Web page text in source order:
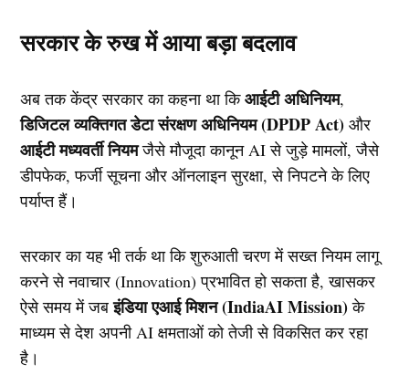
सरकार के रुख में आया बड़ा बदलाव
अब तक केंद्र सरकार का कहना था किआईटी अधिनियम,
डिजिटल व्यक्तिगत डेटा संरक्षण अधिनियम (DPDP Act) और
आईटी मध्यवर्ती नियमजैसे मौजूदा कानून AI से जुड़े मामलों, जैसे
डीपफेक, फर्जी सूचना और ऑनलाइन सुरक्षा, से निपटने के लिए
पर्याप्त हैं।
सरकार का यह भी तर्क था कि शुरुआती चरण में सख्त नियम लागू
करने से नवाचार (Innovation) प्रभावित हो सकता है, खासकर
ऐसे समय में जबइंडिया एआई मिशन (IndiaAI Mission)के
माध्यम से देश अपनी AI क्षमताओं को तेजी से विकसित कर रहा
है।